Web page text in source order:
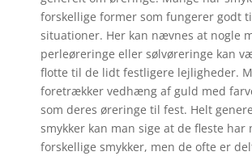
forskellige former som fungerer godt
situationer. Her kan nævnes at nogle
perleøreringe eller sølvøreringe kan
flotte til de lidt festligere lejligheder.
foretrækker vedhæng af guld med
som deres øreringe til fest. Helt
smykker kan man sige at de fleste har
forskellige smykker, men de ofte er